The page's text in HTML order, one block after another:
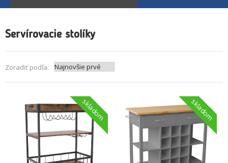
Servírovacie stolíky
Zoradiť podľa:
skladom skladom